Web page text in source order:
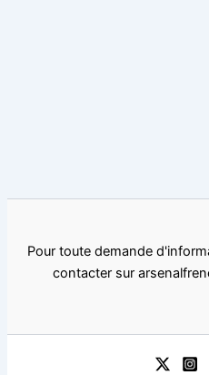
Pour toute demande
contacter sur